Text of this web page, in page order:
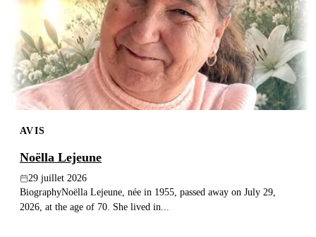
Publier un avis
Recherche
AVIS
Noëlla Lejeune
29 juillet 2026
BiographyNoëlla Lejeune, née in 1955, passed away on July 29,
2026, at the age of 70. She lived in...